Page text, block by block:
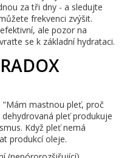
za tři dny - a sledujte
frekvenci zvýšit.
ale pozor na
se k základní hydrataci.
"Mám mastnou pleť, proč
pleť produkuje
Když pleť nemá
produkcí oleje.